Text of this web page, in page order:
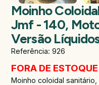
Moinho
Jmf - 140,
Versão
Referência: 926
FORA DE ESTOQUE
Moinho coloidal